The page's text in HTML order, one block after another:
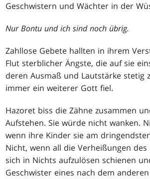
Geschwistern und Wächter in der
Nur Bontu und ich sind noch übrig.
Zahllose Gebete hallten in ihrem
Flut sterblicher Ängste, die auf sie
deren Ausmaß und Lautstärke stetig
immer ein weiterer Gott fiel.
Hazoret biss die Zähne zusammen
Aufstehen. Sie würde nicht wanken.
wenn ihre Kinder sie am
Nicht, wenn all die Verheißungen des
sich in Nichts aufzulösen schienen
Geschwister eines nach dem